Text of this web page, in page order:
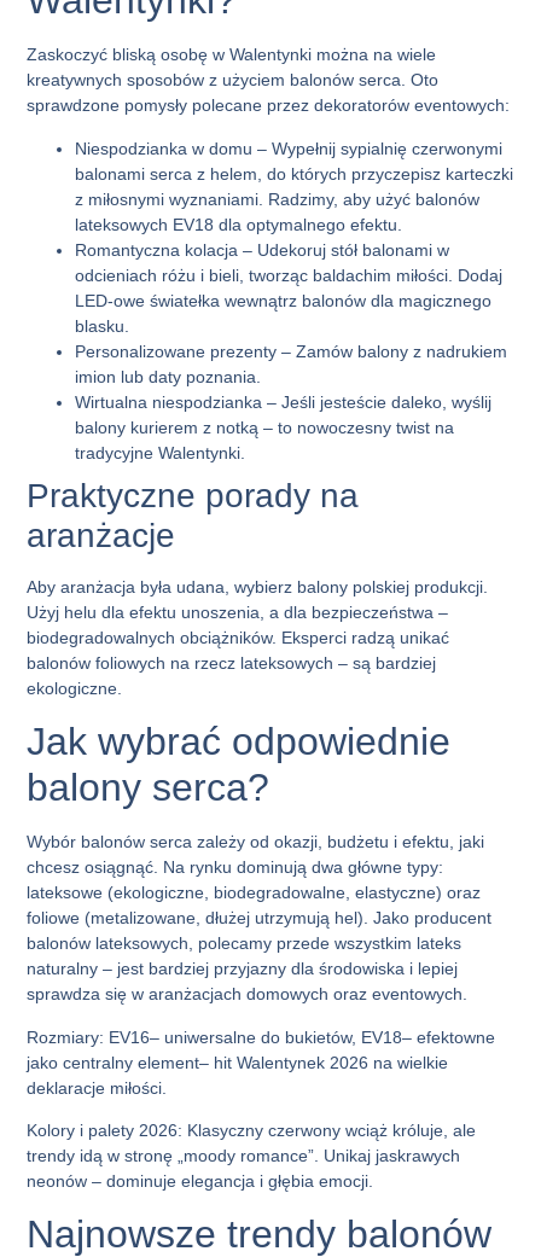
Zaskoczyć bliską osobę w Walentynki można na wiele
kreatywnych sposobów z użyciem balonów serca. Oto
sprawdzone pomysły polecane przez dekoratorów eventowych:
Niespodzianka w domu – Wypełnij sypialnię czerwonymi
balonami serca z helem, do których przyczepisz karteczki
z miłosnymi wyznaniami. Radzimy, aby użyć balonów
lateksowych EV18 dla optymalnego efektu.
Romantyczna kolacja – Udekoruj stół balonami w
odcieniach różu i bieli, tworząc baldachim miłości. Dodaj
LED-owe światełka wewnątrz balonów dla magicznego
blasku.
Personalizowane prezenty – Zamów balony z nadrukiem
imion lub daty poznania.
Wirtualna niespodzianka – Jeśli jesteście daleko, wyślij
balony kurierem z notką – to nowoczesny twist na
tradycyjne Walentynki.
Praktyczne porady na
aranżacje
Aby aranżacja była udana, wybierz balony polskiej produkcji.
Użyj helu dla efektu unoszenia, a dla bezpieczeństwa –
biodegradowalnych obciążników. Eksperci radzą unikać
balonów foliowych na rzecz lateksowych – są bardziej
ekologiczne.
Jak wybrać odpowiednie
balony serca?
Wybór balonów serca zależy od okazji, budżetu i efektu, jaki
chcesz osiągnąć. Na rynku dominują dwa główne typy:
lateksowe (ekologiczne, biodegradowalne, elastyczne) oraz
foliowe (metalizowane, dłużej utrzymują hel). Jako producent
balonów lateksowych, polecamy przede wszystkim lateks
naturalny – jest bardziej przyjazny dla środowiska i lepiej
sprawdza się w aranżacjach domowych oraz eventowych.
Rozmiary: EV16– uniwersalne do bukietów, EV18– efektowne
jako centralny element– hit Walentynek 2026 na wielkie
deklaracje miłości.
Kolory i palety 2026: Klasyczny czerwony wciąż króluje, ale
trendy idą w stronę „moody romance”. Unikaj jaskrawych
neonów – dominuje elegancja i głębia emocji.
Najnowsze trendy balonów